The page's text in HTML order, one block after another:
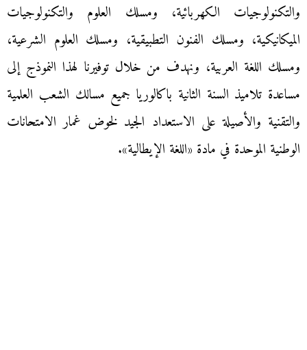
والتكنولوجيات الكهربائية، ومسلك العلوم والتكنولوجيات
الميكانيكية، ومسلك الفنون التطبيقية، ومسلك العلوم الشرعية،
ومسلك اللغة العربية، ونهدف من خلال توفيرنا لهذا النموذج إلى
مساعدة تلاميذ السنة الثانية باكالوريا جميع مسالك الشعب العلمية
والتقنية والأصيلة على الاستعداد الجيد لخوض غمار الامتحانات
الوطنية الموحدة في مادة «اللغة الإيطالية».